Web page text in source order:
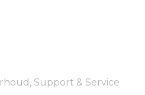
Support & Service